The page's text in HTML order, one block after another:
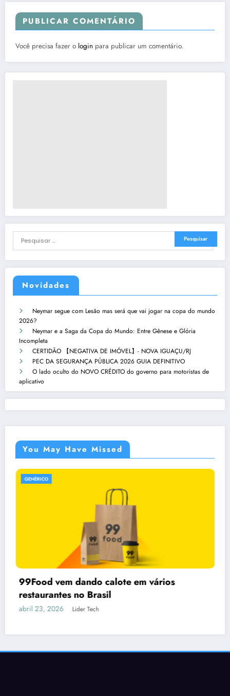
Novidades
Neymar segue com Lesão mas será que vai jogar na copa do mundo
2026?
Neymar e a Saga da Copa do Mundo: Entre Gênese e Glória
Incompleta
CERTIDÃO 【NEGATIVA DE IMÓVEL】- NOVA IGUAÇU/RJ
PEC DA SEGURANÇA PÚBLICA 2026 GUIA DEFINITIVO
O lado oculto do NOVO CRÉDITO do governo para motoristas de
aplicativo
PUBLICAR COMENTÁRIO
Você precisa fazer o login para publicar um comentário.
You May Have Missed